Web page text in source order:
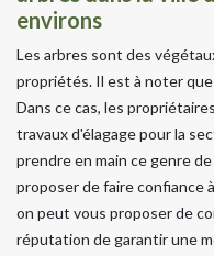
environs
Les arbres sont des
propriétés. Il est à noter
Dans ce cas, les
travaux d'élagage pour la
prendre en main ce genre
proposer de faire confiance
on peut vous proposer de
réputation de garantir une